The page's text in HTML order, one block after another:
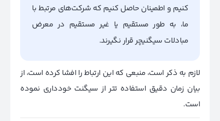
کنیم و اطمینان حاصل کنیم که شرکت‌های مرتبط با
ما، به طور مستقیم یا غیر مستقیم در معرض
مبادلات سیگنیچر قرار نگیرند.
لازم به ذکر است، منبعی که این ارتباط را افشا کرده است، از
بیان زمان دقیق استفاده تتر از سیگنت خودداری نموده
است.